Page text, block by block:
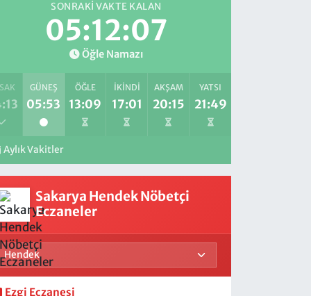
SONRAKI VAKTE KALAN
05:12:05
Öğle Namazı
GÜNEŞ
05:53
ÖĞLE
13:09
İKINDI
17:01
AKŞAM
20:15
YATSI
21:49
Aylık Vakitler
Sakarya Hendek Nöbetçi
Eczaneler
Ezgi Eczanesi